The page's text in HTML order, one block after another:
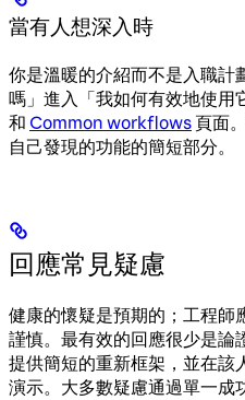
當有人想深入時
你是溫暖的介紹而不是入職計
嗎」進入「我如何有效地使用
和 Common workflows 頁面
自己發現的功能的簡短部分。
回應常見疑慮
健康的懷疑是預期的；工程師
謹慎。最有效的回應很少是論
提供簡短的重新框架，並在該
演示。大多數疑慮通過單一成